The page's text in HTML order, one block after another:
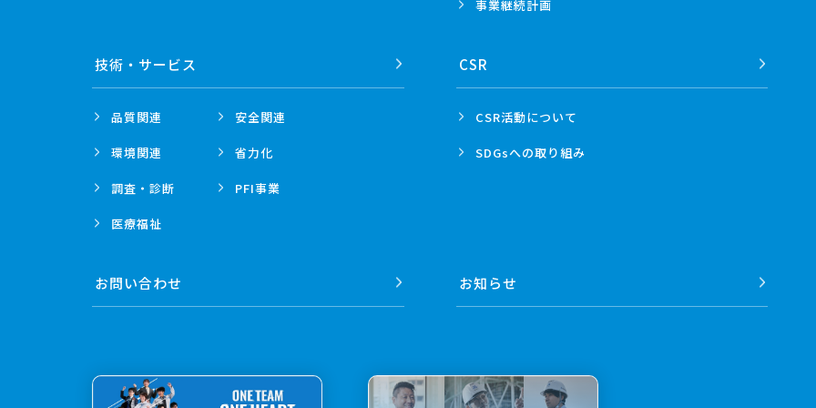
事業継続計画
技術・ サービス
品質関連 安全関連
環境関連 省力化
調査・診断 PFI事業
医療福祉
CSR
CSR活動について
SDGsへの取り組み
お問い合わせ お知らせ